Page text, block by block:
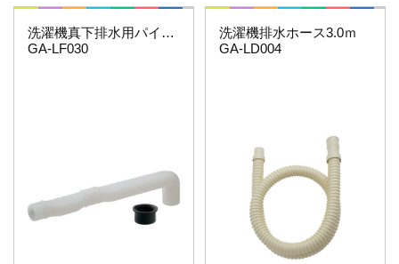
これカモ・・・
洗濯機真下排水用パイプセット
GA-LF030
これエエやん
洗濯機排水ホース3.0ｍ
GA-LD004